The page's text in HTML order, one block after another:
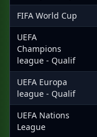
FIFA World Cup
UEFA
Champions
league - Qualif
UEFA Europa
league - Qualif
UEFA Nations
League